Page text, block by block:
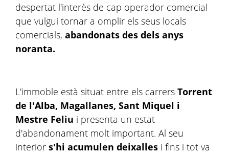
despertat l'interès de cap operador comercial
que vulgui tornar a omplir els seus locals
comercials, abandonats des dels anys
noranta.
L'immoble està situat entre els carrers Torrent
de l'Alba, Magallanes, Sant Miquel i
Mestre Feliu i presenta un estat
d'abandonament molt important. Al seu
interior s'hi acumulen deixalles i fins i tot va